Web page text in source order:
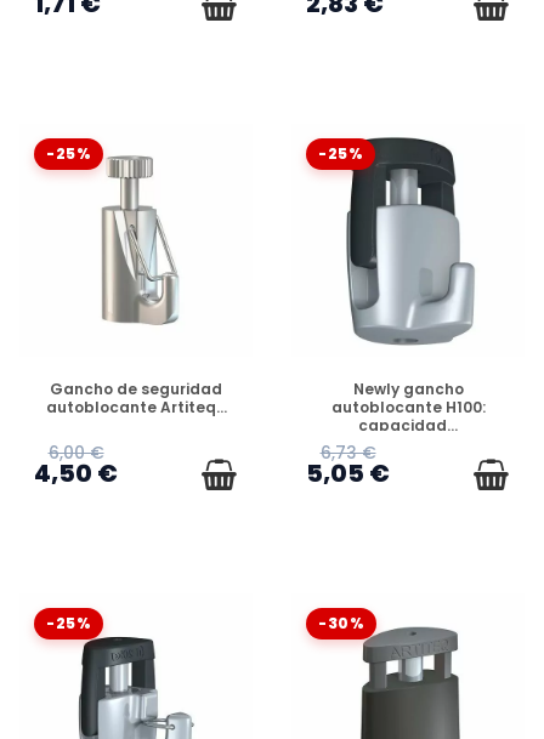
-25%
DISPONIBLE
Gancho de seguridad
autoblocante Artiteq...
6,00 €
4,50 €
-25%
DISPONIBLE
Newly gancho
autoblocante H100:
capacidad...
6,73 €
5,05 €
-25% -30%